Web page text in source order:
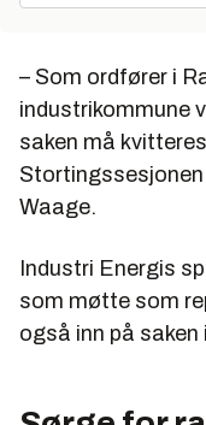
– Som ordfører i
industrikommune
saken må
Waage.
Industri Energis
som møtte som
også inn på saken